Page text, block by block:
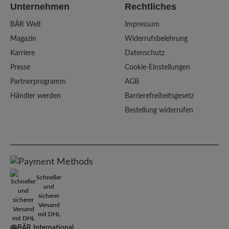
Unternehmen
BÄR Welt
Magazin
Karriere
Presse
Partnerprogramm
Händler werden
Rechtliches
Impressum
Widerrufsbelehrung
Datenschutz
Cookie-Einstellungen
AGB
Barrierefreiheitsgesetz
Bestellung widerrufen
Schneller
und
sicherer
Versand
mit DHL